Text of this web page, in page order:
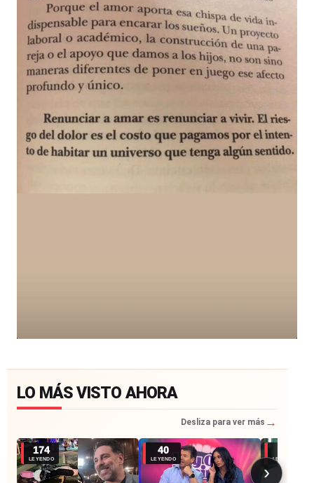
LO MÁS VISTO AHORA
Desliza para ver más →
174
LEYENDO
40
LEYENDO LEYENDO
›